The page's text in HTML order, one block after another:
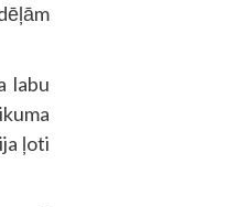
labu
ļoti